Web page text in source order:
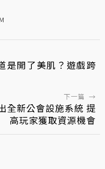
是開了美肌？遊戲跨
下一篇 →
全新公會設施系統 提
高玩家獲取資源機會